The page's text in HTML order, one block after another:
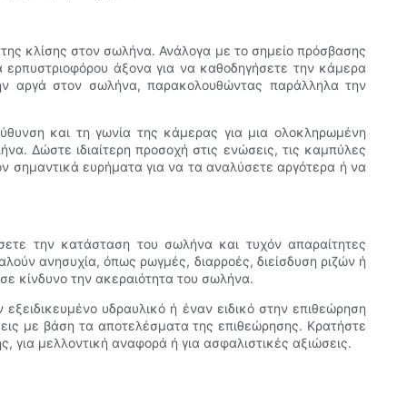
κλίσης στον σωλήνα. Ανάλογα με το σημείο πρόσβασης
άξονα για να καθοδηγήσετε την κάμερα
αργά στον σωλήνα, παρακολουθώντας παράλληλα την
και τη γωνία της κάμερας για μια ολοκληρωμένη
Δώστε ιδιαίτερη προσοχή στις ενώσεις, τις καμπύλες
σημαντικά ευρήματα για να τα αναλύσετε αργότερα ή να
την κατάσταση του σωλήνα και τυχόν απαραίτητες
ανησυχία, όπως ρωγμές, διαρροές, διείσδυση ριζών ή
κίνδυνο την ακεραιότητα του σωλήνα.
υδραυλικό ή έναν ειδικό στην επιθεώρηση
με βάση τα αποτελέσματα της επιθεώρησης. Κρατήστε
μελλοντική αναφορά ή για ασφαλιστικές αξιώσεις.